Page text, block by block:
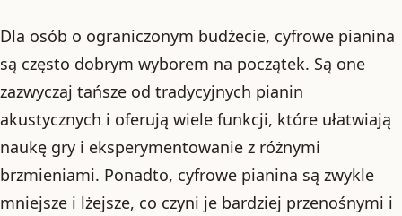
Dla osób o ograniczonym budżecie, cyfrowe pianina
są często dobrym wyborem na początek. Są one
zazwyczaj tańsze od tradycyjnych pianin
akustycznych i oferują wiele funkcji, które ułatwiają
naukę gry i eksperymentowanie z różnymi
brzmieniami. Ponadto, cyfrowe pianina są zwykle
mniejsze i lżejsze, co czyni je bardziej przenośnymi i